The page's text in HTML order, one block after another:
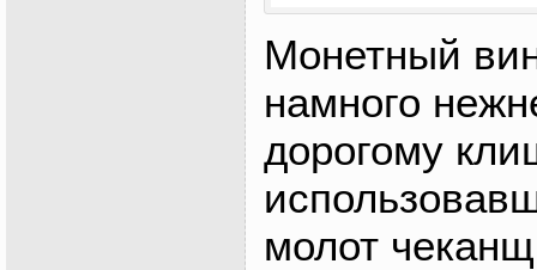
Монетный
намного
дорогому
молот